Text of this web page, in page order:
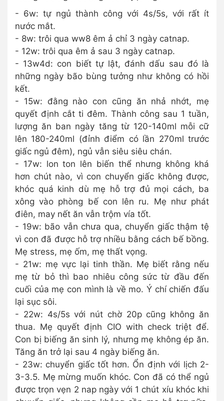
- 6w: tự ngủ thành công với 4s/5s, với rất ít
nước mắt.
- 8w: trôi qua ww8 êm ả chỉ 3 ngày catnap.
- 12w: trôi qua êm ả sau 3 ngày catnap.
- 13w4d: con biết tự lật, đánh dấu sau đó là
những ngày bão bùng tưởng như không có hồi
kết.
- 15w: đằng nào con cũng ăn nhả nhớt, mẹ
quyết định cắt ti đêm. Thành công sau 1 tuần,
lượng ăn ban ngày tăng từ 120-140ml mỗi cữ
lên 180-240ml (đỉnh điểm có lần 270ml trước
giấc ngủ đêm), ngủ vẫn siêu siêu chán.
- 17w: lon ton lên biến thể nhưng không khá
hơn chút nào, vì con chuyển giấc không được,
khóc quá kinh dù mẹ hỗ trợ đủ mọi cách, ba
xông vào phòng bế con lên ru. Mẹ như phát
điên, may nết ăn vẫn trộm vía tốt.
- 19w: bão vẫn chưa qua, chuyển giấc thậm tệ
vì con đã được hỗ trợ nhiều bằng cách bế bồng.
Mẹ stress, mẹ ốm, mẹ thất vọng.
- 21w: mẹ vực lại tinh thần. Mẹ biết rằng nếu
mẹ từ bỏ thì bao nhiêu công sức từ đầu đến
cuối của mẹ con mình là về mo. Ý chí chiến đấu
lại sục sôi.
- 22w: 4s/5s với nút chờ 20p cũng không ăn
thua. Mẹ quyết định CIO with check triệt để.
Con bị biếng ăn sinh lý, nhưng mẹ không ép ăn.
Tăng ăn trở lại sau 4 ngày biếng ăn.
- 23w: chuyển giấc tốt hơn. Ổn định với lịch 2-
3-3.5. Mẹ mừng muốn khóc. Con đã có thể ngủ
được trọn vẹn 2 nap ngày với 1 chút xíu khóc khi